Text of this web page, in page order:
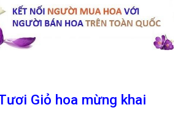
Giỏ hoa mừng khai